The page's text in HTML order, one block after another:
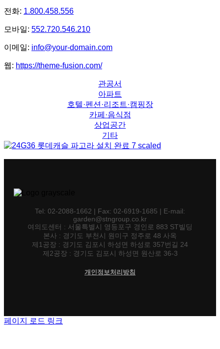
전화: 1.800.458.556
모바일: 552.720.546.210
이메일: info@your-domain.com
웹: https://theme-fusion.com/
관공서
아파트
호텔·펜션·리조트·캠핑장
카페·음식점
상업공간
기타
Tel: 02-2088-1662 | Fax: 02-6919-1685 | E-mail:
garden@stngroup.co.kr
여의도센터 : 서울특별시 영등포구 경인로 883 ST빌딩
본사 : 경기도 부천시 원미구 정주로 48 사옥
제1공장 : 경기도 김포시 하성면 하성로 357번길 24
제2공장 : 경기도 김포시 하성면 원산로 36-3
개인정보처리방침
페이지 로드 링크